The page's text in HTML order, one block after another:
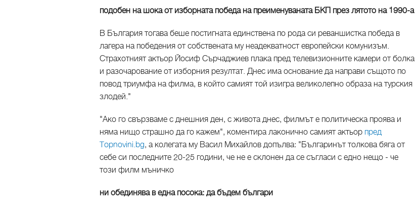
подобен на шока от изборната победа на преименуваната БКП през лятото на 1990-а
В България тогава беше постигната единствена по рода си реваншистка победа в
лагера на победения от собствената му неадекватност европейски комунизъм.
Страхотният актьор Йосиф Сърчаджиев плака пред телевизионните камери от болка
и разочарование от изборния резултат. Днес има основание да направи същото по
повод триумфа на филма, в който самият той изигра великолепно образа на турския
злодей."
"Ако го свързваме с днешния ден, с живота днес, филмът е политическа проява и
няма нищо страшно да го кажем", коментира лаконично самият актьор пред
Topnovini.bg, а колегата му Васил Михайлов допълва: "Българинът толкова бяга от
себе си последните 20-25 години, че не е склонен да се съгласи с едно нещо - че
този филм мъничко
ни обединява в една посока: да бъдем българи